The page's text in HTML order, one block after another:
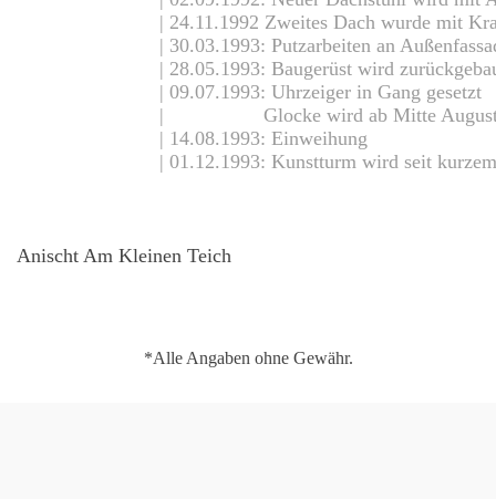
| 24.11.1992 Zweites Dach wurde mit
| 30.03.1993: Putzarbeiten an
| 28.05.1993: Baugerüst wird
| 09.07.1993: Uhrzeiger in Gang gesetzt
| Glocke wird ab Mitte August
| 14.08.1993: Einweihung
| 01.12.1993: Kunstturm wird seit
Anischt Am Kleinen Teich
*Alle Angaben ohne Gewähr.